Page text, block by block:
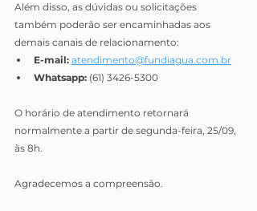
Além disso, as dúvidas ou solicitações
também poderão ser encaminhadas aos
demais canais de relacionamento:
E-mail: atendimento@fundiagua.com.br
Whatsapp: (61) 3426-5300
O horário de atendimento retornará
normalmente a partir de segunda-feira, 25/09,
às 8h.
Agradecemos a compreensão.